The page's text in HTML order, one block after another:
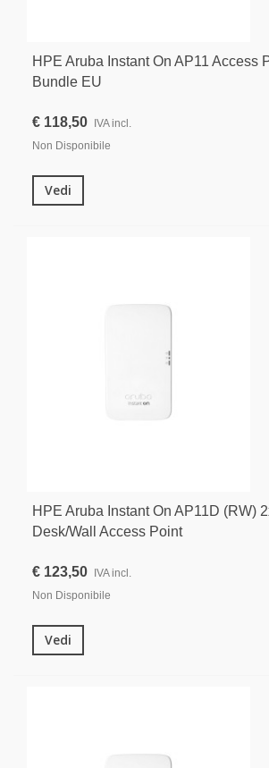
HPE Aruba Instant On AP11 Access
Bundle EU
€ 118,50 IVA incl.
Non Disponibile
Vedi
HPE Aruba Instant On AP11D (RW)
Desk/Wall Access Point
€ 123,50
IVA incl.
Non Disponibile
Vedi